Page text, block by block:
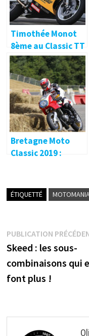
Timothée Monot
8ème au Classic TT
!
Bretagne Moto
Classic 2019 :
ÉTIQUETTÉ
Navigation
de
l’article
PUBLICATION
Skeed : les sous-
combinaisons qui
font plus !